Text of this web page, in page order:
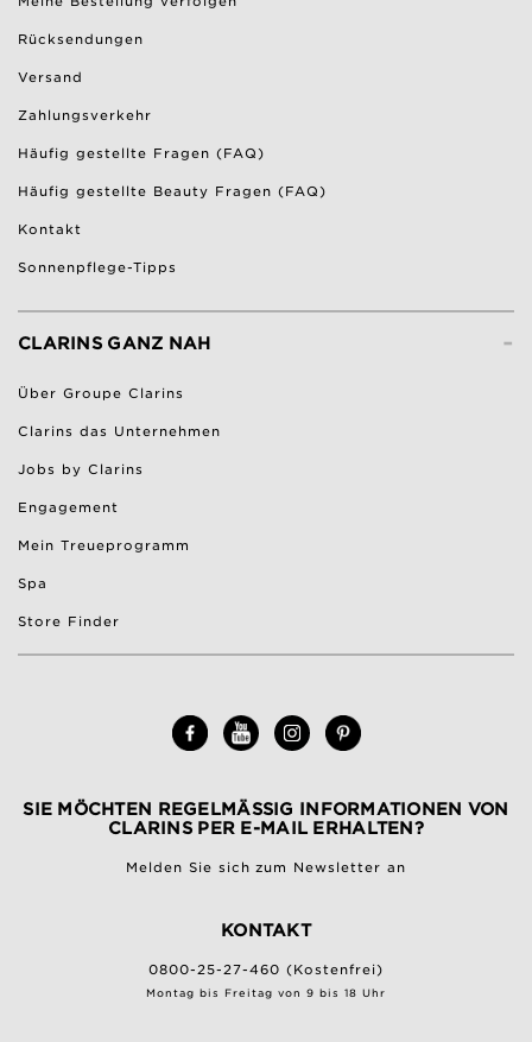
Rücksendungen
Versand
Zahlungsverkehr
Häufig gestellte Fragen (FAQ)
Häufig gestellte Beauty Fragen (FAQ)
Kontakt
Sonnenpflege-Tipps
-
CLARINS GANZ NAH
Über Groupe Clarins
Clarins das Unternehmen
Jobs by Clarins
Engagement
Mein Treueprogramm
Spa
Store Finder
SIE MÖCHTEN REGELMÄSSIG INFORMATIONEN VON C
LARINS PER E-MAIL ERHALTEN?
Melden Sie sich zum Newsletter an
KONTAKT
0800-25-27-460 (Kostenfrei)
Montag bis Freitag von 9 bis 18 Uhr